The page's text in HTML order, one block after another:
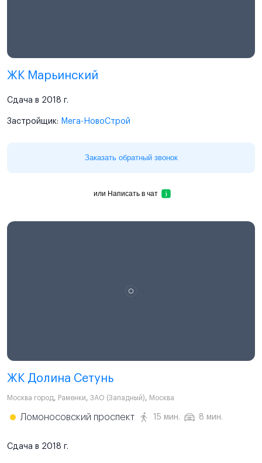
ЖК Марьинский
Сдача в 2018 г.
Застройщик: Мега-НовоСтрой
Заказать обратный звонок
или Написать в чат
ЖК Долина Сетунь
Москва город, Раменки, ЗАО (Западный), Москва
Ломоносовский проспект 15 мин. 8 мин.
Сдача в 2018 г.